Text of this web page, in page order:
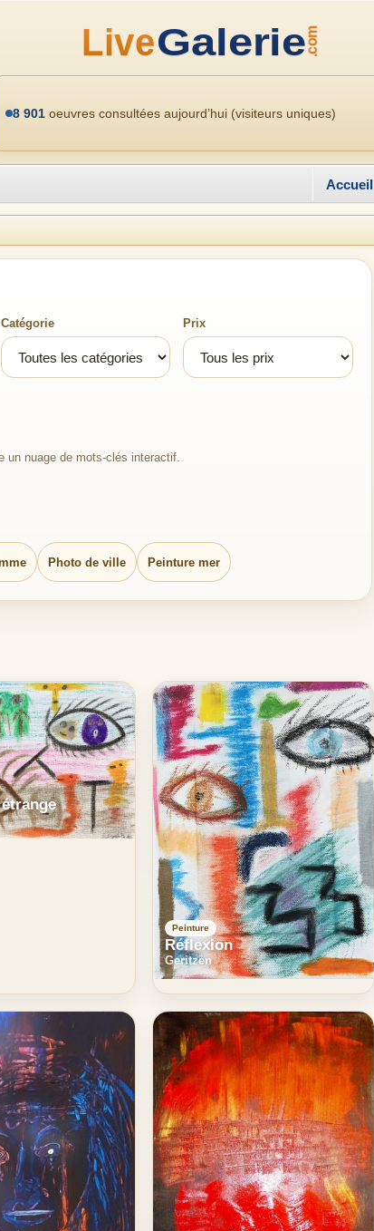
8 901 oeuvres consultées aujourd’hui (visiteurs uniques)
Accueil
Catégorie Prix
un nuage de mots-clés interactif.
Photo de ville Peinture mer
Peinture
Réflexion
Geritzen